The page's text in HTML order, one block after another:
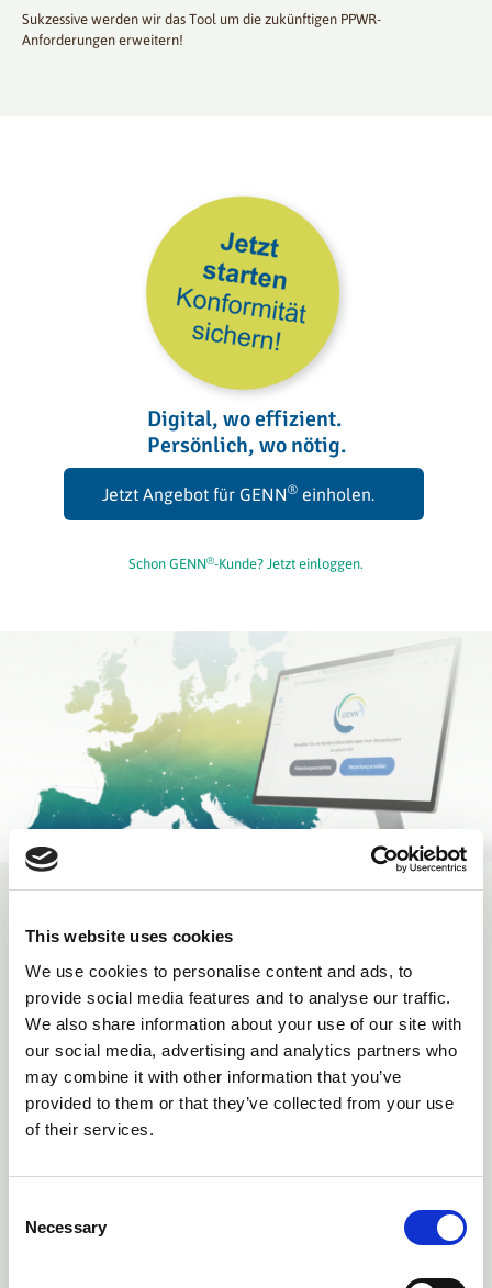
This website uses cookies
We use cookies to personalise content and ads, to
provide social media features and to analyse our traffic.
We also share information about your use of our site with
our social media, advertising and analytics partners who
may combine it with other information that you’ve
provided to them or that they’ve collected from your use
of their services.
Selection
Necessary
Sukzessive werden wir das Tool um die zukünftigen PPWR-
Anforderungen erweitern!
Digital, wo effizient.
Persönlich, wo nötig.
Jetzt Angebot für GENN®einholen.
Schon GENN®-Kunde? Jetzt einloggen.
managen
Mehr als ein Software-Tool: Unsere Datenplattform unterstützt
Unternehmen beim professionellen Management ihrer
Verpackungskonformität. Sie verbindet digitale Prozesse mit
jahrzehntelangem Branchen-Know-how aus der Praxis und schafft
damit die Grundlage für eine transparente, nachvollziehbare und
behördlich belastbare Dokumentation
Durch die Bündelung der Expertise von
PACKLIANCE
Bereich industrieller und gewerblicher Verpackungen entsteht eine
Bewertung bis hin zur rechtssicheren Dokumentation Ihrer
…